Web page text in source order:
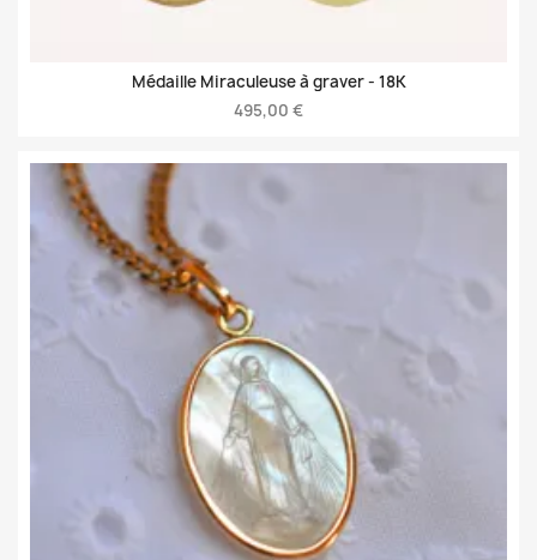
Médaille Miraculeuse à graver - 18K
495,00 €